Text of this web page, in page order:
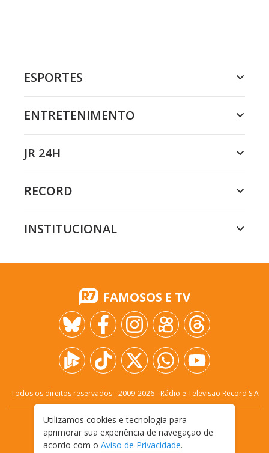
ESPORTES
ENTRETENIMENTO
JR 24H
RECORD
INSTITUCIONAL
FAMOSOS E TV
Todos os direitos reservados - 2009-2026- Rádio e Televisão Record S.A
FALE CONOSCO
PRIVACIDADE
TERMOS E CONDIÇÕES DE USO
Utilizamos cookies e tecnologia para
aprimorar sua experiência de navegação de
acordo com o Aviso de Privacidade.